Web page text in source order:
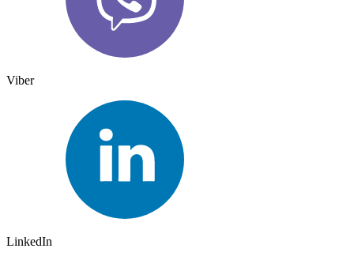
Viber
LinkedIn